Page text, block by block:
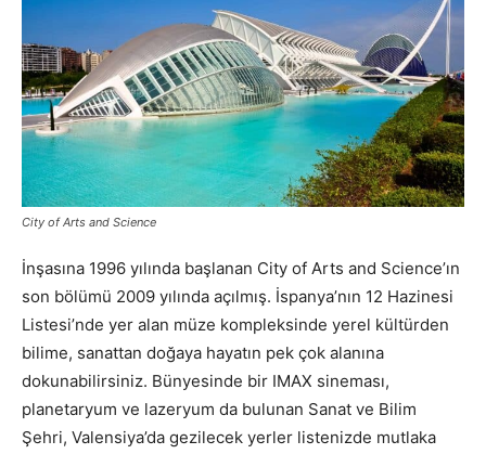
City of Arts and Science
İnşasına 1996 yılında başlanan City of Arts and Science’ın
son bölümü 2009 yılında açılmış. İspanya’nın 12 Hazinesi
Listesi’nde yer alan müze kompleksinde yerel kültürden
bilime, sanattan doğaya hayatın pek çok alanına
dokunabilirsiniz. Bünyesinde bir IMAX sineması,
planetaryum ve lazeryum da bulunan Sanat ve Bilim
Şehri, Valensiya’da gezilecek yerler listenizde mutlaka